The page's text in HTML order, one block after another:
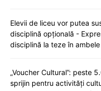
Elevii de liceu vor putea
disciplină opțională -
disciplină la teze în
„Voucher Cultural”: peste
sprijin pentru activități